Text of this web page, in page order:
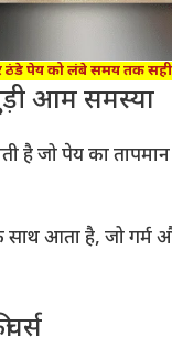
ठंडे पेय को लंबे समय तक सही
आम समस्या
है जो पेय का
आता है, जो गर्म